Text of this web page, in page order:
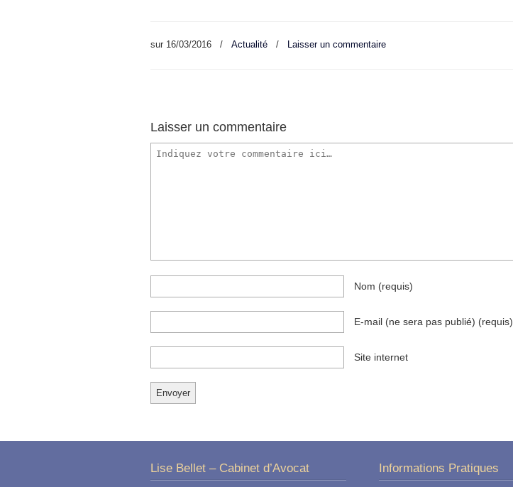
sur 16/03/2016 / Actualité / Laisser un commentaire
Laisser un commentaire
Nom (requis)
E-mail (ne sera pas publié) (requis)
Site internet
Lise Bellet – Cabinet d’Avocat Informations Pratiques